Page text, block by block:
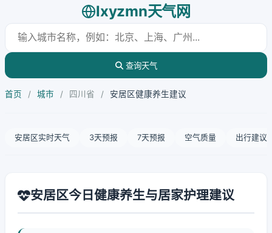
lxyzmn天气网
查询天气
首页 / 城市 / 四川省 / 安居区健康养生建议
安居区实时天气 3天预报 7天预报 空气质量 出行建议
安居区今日健康养生与居家护理建议